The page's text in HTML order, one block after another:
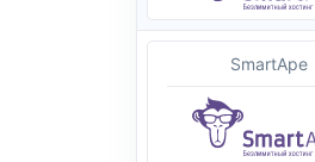
SmartApe